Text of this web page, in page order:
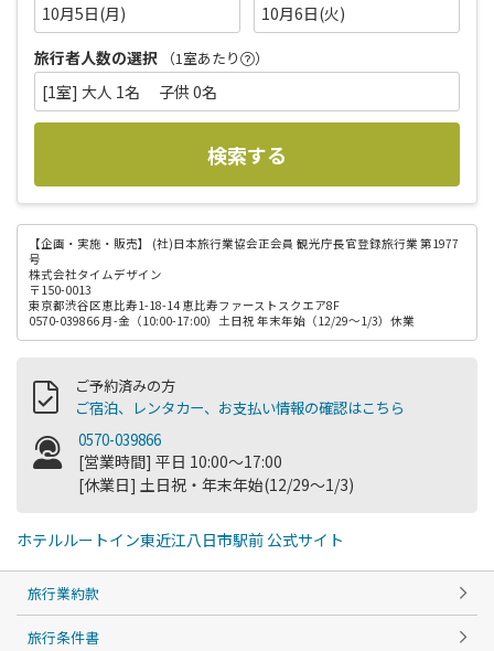
10月5日(月)
10月6日(火)
旅行者人数の選択
（1室あたり ）
[1室] 大人 1名 子供 0名
検索する
【企画・実施・販売】
(社)日本旅行業協会正会員 観光庁長官登録旅行業 第1977
号
株式会社タイムデザイン
〒150-0013
東京都渋谷区恵比寿1-18-14 恵比寿ファーストスクエア8F
0570-039866 月-金（10:00-17:00）土日祝 年末年始（12/29～1/3）休業
ご予約済みの方
ご宿泊、レンタカー、お支払い情報の確認はこちら
0570-039866
[営業時間] 平日 10:00～17:00
[休業日] 土日祝・年末年始(12/29～1/3)
ホテルルートイン東近江八日市駅前 公式サイト
旅行業約款
旅行条件書